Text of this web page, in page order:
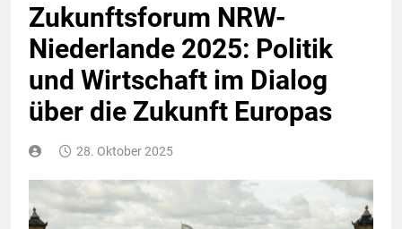
Zukunftsforum NRW-
Niederlande 2025: Politik
und Wirtschaft im Dialog
über die Zukunft Europas
28. Oktober 2025